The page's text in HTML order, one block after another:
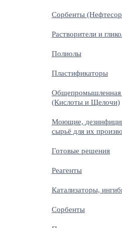
Сорбенты
Растворители и
Полиолы
Пластификаторы
Общепромышленная
(Кислоты и Щелочи)
Моющие,
сырьё для их
Готовые решения
Реагенты
Катализаторы,
Сорбенты